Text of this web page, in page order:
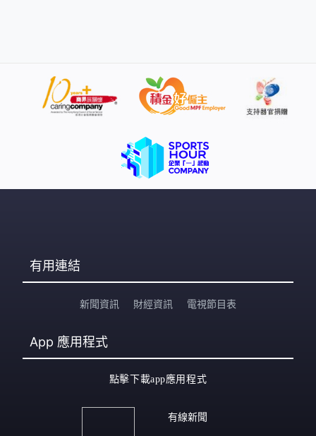
有用連結
新聞資訊 財經資訊 電視節目表
App 應用程式
點擊下載app應用程式
有線新聞